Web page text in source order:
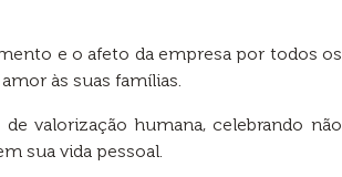
e o afeto da empresa por todos os
às suas famílias.
valorização humana, celebrando não
sua vida pessoal.